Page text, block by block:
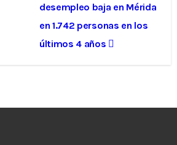
desempleo baja en Mérida
en 1.742 personas en los
últimos 4 años